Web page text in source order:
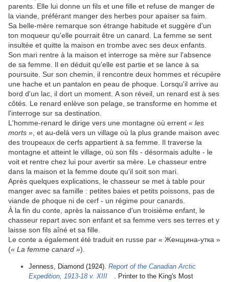
parents. Elle lui donne un fils et une fille et refuse de manger de
la viande, préférant manger des herbes pour apaiser sa faim.
Sa belle-mère remarque son étrange habitude et suggère d'un
ton moqueur qu'elle pourrait être un canard. La femme se sent
insultée et quitte la maison en trombe avec ses deux enfants.
Son mari rentre à la maison et interroge sa mère sur l'absence
de sa femme. Il en déduit qu'elle est partie et se lance à sa
poursuite. Sur son chemin, il rencontre deux hommes et récupère
une hache et un pantalon en peau de phoque. Lorsqu'il arrive au
bord d'un lac, il dort un moment. A son réveil, un renard est à ses
côtés. Le renard enlève son pelage, se transforme en homme et
l'interroge sur sa destination.
L'homme-renard le dirige vers une montagne où errent « les
morts » , et au-delà vers un village où la plus grande maison avec
des troupeaux de cerfs appartient à sa femme. Il traverse la
montagne et atteint le village, où son fils - désormais adulte - le
voit et rentre chez lui pour avertir sa mère. Le chasseur entre
dans la maison et la femme doute qu'il soit son mari.
Après quelques explications, le chasseur se met à table pour
manger avec sa famille : petites baies et petits poissons, pas de
viande de phoque ni de cerf - un régime pour canards.
À la fin du conte, après la naissance d'un troisième enfant, le
chasseur repart avec son enfant et sa femme vers ses terres et y
laisse son fils aîné et sa fille.
Le conte a également été traduit en russe par « Женщина-утка »
(« La femme canard »).
Jenness, Diamond (1924). Report of the Canadian Arctic
Expedition, 1913-18 v. XIII
. Printer to the King's Most